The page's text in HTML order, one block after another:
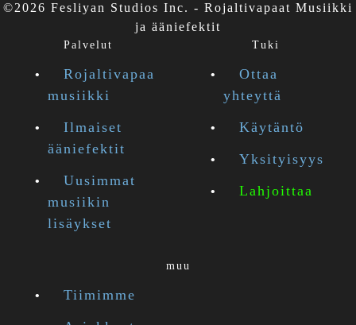
©2026 Fesliyan Studios Inc. - Rojaltivapaat Musiikki
ja ääniefektit
Palvelut
Rojaltivapaa
musiikki
Ilmaiset
ääniefektit
Uusimmat
musiikin
lisäykset
Tuki
Ottaa
yhteyttä
Käytäntö
Yksityisyys
Lahjoittaa
muu
Tiimimme